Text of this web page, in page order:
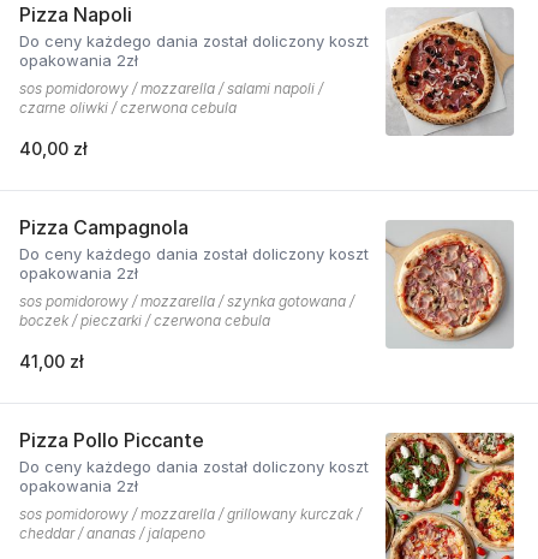
Pizza Napoli
Do ceny każdego dania został doliczony koszt
opakowania 2zł
sos pomidorowy / mozzarella / salami napoli /
czarne oliwki / czerwona cebula
40,00 zł
Pizza Campagnola
Do ceny każdego dania został doliczony koszt
opakowania 2zł
sos pomidorowy / mozzarella / szynka gotowana /
boczek / pieczarki / czerwona cebula
41,00 zł
Pizza Pollo Piccante
Do ceny każdego dania został doliczony koszt
opakowania 2zł
sos pomidorowy / mozzarella / grillowany kurczak /
cheddar / ananas / jalapeno